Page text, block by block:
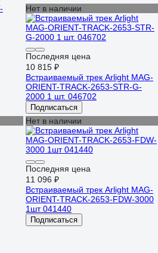
Нет в наличии
Последняя цена
10 815 ₽
Встраиваемый трек Arlight MAG-
ORIENT-TRACK-2653-STR-G-
2000 1 шт. 046702
Подписаться
Нет в наличии
Последняя цена
11 096 ₽
Встраиваемый трек Arlight MAG-
ORIENT-TRACK-2653-FDW-3000
1шт 041440
Подписаться